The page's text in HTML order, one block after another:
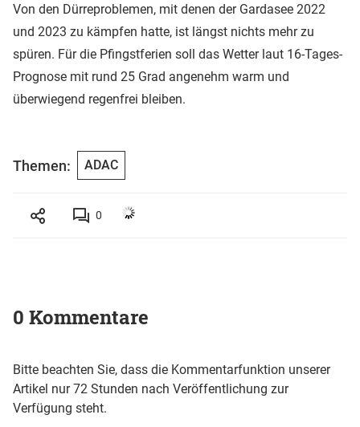
Von den Dürreproblemen, mit denen der Gardasee 2022
und 2023 zu kämpfen hatte, ist längst nichts mehr zu
spüren. Für die Pfingstferien soll das Wetter laut 16-Tages-
Prognose mit rund 25 Grad angenehm warm und
überwiegend regenfrei bleiben.
Themen: ADAC
0
0 Kommentare
Bitte beachten Sie, dass die Kommentarfunktion unserer
Artikel nur 72 Stunden nach Veröffentlichung zur
Verfügung steht.